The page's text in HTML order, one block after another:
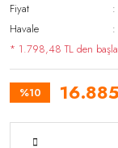
Fiyat
Havale
* 1.798,48 TL den
%10